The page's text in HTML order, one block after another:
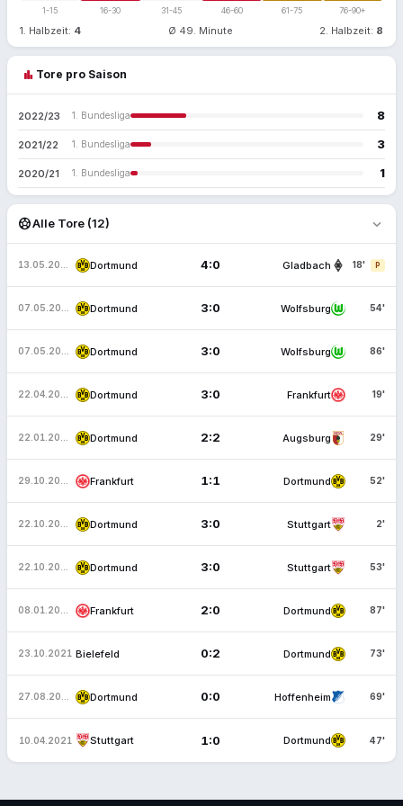
1-15 16-30 31-45 46-60 61-75 76-90+
1. Halbzeit: 4 Ø 49. Minute 2. Halbzeit: 8
bar_chart Tore pro Saison
2022/23 1. Bundesliga 8
2021/22 1. Bundesliga 3
2020/21 1. Bundesliga 1
sports_soccerAlle Tore (12) expand_more
Dortmund 4:0 Gladbach 18' P
Dortmund 3:0 Wolfsburg 54'
Dortmund 3:0 Wolfsburg 86'
Dortmund 3:0 Frankfurt 19'
Dortmund 2:2 Augsburg 29'
Frankfurt 1:1 Dortmund 52'
Dortmund 3:0 Stuttgart 2'
Dortmund 3:0 Stuttgart 53'
Frankfurt 2:0 Dortmund 87'
23.10.2021 Bielefeld 0:2 Dortmund 73'
Dortmund 0:0 Hoffenheim 69'
10.04.2021 Stuttgart 1:0 Dortmund 47'